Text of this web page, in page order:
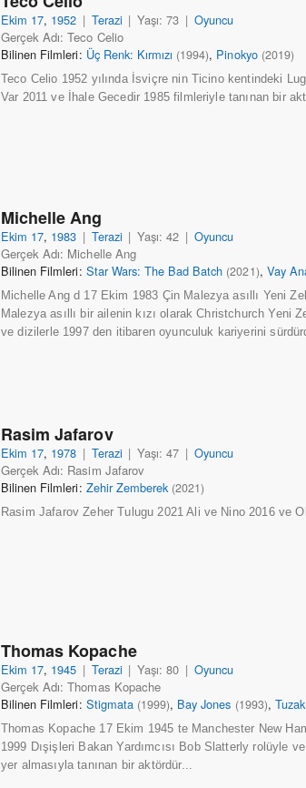
Ekim 17, 1952 | Terazi | Yaşı: 73 | Oyuncu
Gerçek Adı: Teco Celio
Bilinen Filmleri: Üç Renk: Kırmızı (1994), Pinokyo (2019)
Teco Celio 1952 yılında İsviçre nin Ticino kentindeki
Var 2011 ve İhale Gecedir 1985 filmleriyle tanınan bir
Michelle Ang
Ekim 17, 1983 | Terazi | Yaşı: 42 | Oyuncu
Gerçek Adı: Michelle Ang
Bilinen Filmleri: Star Wars: The Bad Batch (2021), Vay
Michelle Ang d 17 Ekim 1983 Çin Malezya asıllı Yeni
Malezya asıllı bir ailenin kızı olarak Christchurch Yeni
ve dizilerle 1997 den itibaren oyunculuk kariyerini
Rasim Jafarov
Ekim 17, 1978 | Terazi | Yaşı: 47 | Oyuncu
Gerçek Adı: Rasim Jafarov
Bilinen Filmleri: Zehir Zemberek (2021)
Rasim Jafarov Zeher Tulugu 2021 Ali ve Nino 2016 ve
Thomas Kopache
Ekim 17, 1945 | Terazi | Yaşı: 80 | Oyuncu
Gerçek Adı: Thomas Kopache
Bilinen Filmleri: Stigmata (1999), Bay Jones (1993), Tuzak
Thomas Kopache 17 Ekim 1945 te Manchester New
1999 Dışişleri Bakan Yardımcısı Bob Slatterly rolüyle
yer almasıyla tanınan bir aktördür...